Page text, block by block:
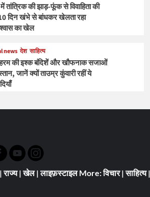
तांत्रिक की झाड़-फूंक से विवाहिता की
दिन खंभे से बांधकर खेलता रहा
का खेल
news देश साहित्य
की इश्क बंदिशें और खौफनाक सजाओं
जानें क्यों ताउम्र कुंवारी रहीं ये
राज्य|खेल|लाइफ़स्टाइल More:विचार|साहित्य|